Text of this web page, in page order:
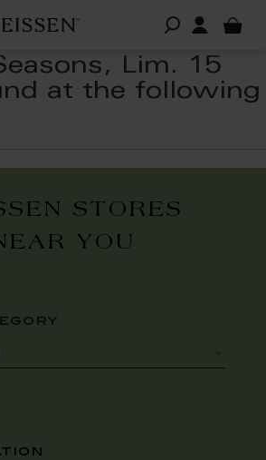
Lim. 15
at the following
STORES
YOU